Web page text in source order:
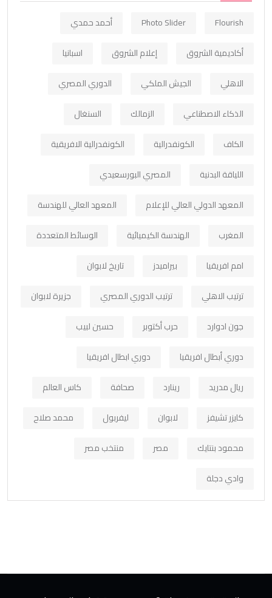
Flourish
Photo Slider
أحمد حمدي
أكاديمية الشروق
إعلام الشروق
اسبانيا
الاهلي
الجيش الملكي
الدوري المصري
الذكاء الاصطناعي
الزمالك
السنغال
الكاف
الكونفدرالية
الكونفدرالية الافريقية
اللياقة البدنية
المصري البورسعيدي
المعهد الدولي العالي للإعلام
المعهد العالي للهندسة
المغرب
الهندسة الكيميائية
الوسائط المتعددة
امم افريقيا
بيراميدز
تاريخ لابوان
ترتيب الاهلي
ترتيب الدوري المصري
جزيرة لابوان
جون ادوارد
حرب أكتوبر
حسين لبيب
دوري أبطال افريقيا
دوري ابطال افريقيا
ريال مدريد
رينارد صحافة
كاس العالم
كايزر تشيفز
لابوان ليفربول
محمد صلاح
محمود بنتايك
مصر
منتخب مصر
وادي دجلة